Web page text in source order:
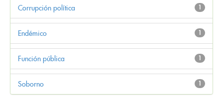
1
Corrupción política
1
Endémico
1
Función pública
1
Soborno